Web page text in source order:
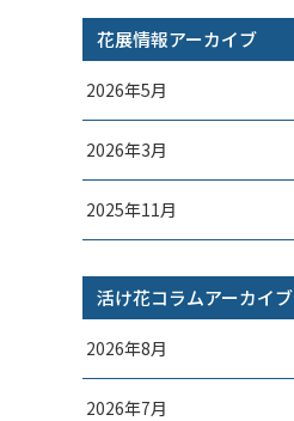
花展情報アーカイブ
2026年5月
2026年3月
2025年11月
活け花コラムアーカイブ
2026年8月
2026年7月